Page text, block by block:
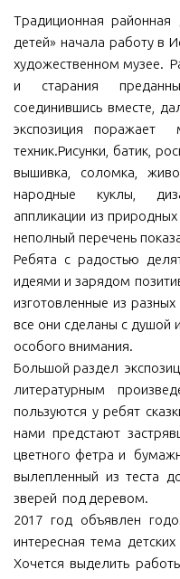
МБУ Дом культуры
МБОУ ДО «Детская
МБОУ ДО «Детская
МБУК «Искитимский
музей»
МБУ Парк культуры и
МБУК
Афиша
Независимая оценка
Контакты
Традиционная районная
детей» начала работу в
художественном музее.
и старания
соединившись вместе,
экспозиция поражает
техник.Рисунки, батик,
вышивка, соломка,
народные куклы,
аппликации из
неполный перечень
Ребята с радостью
идеями и зарядом
изготовленные из
все они сделаны с душой
особого внимания.
Большой раздел
литературным
пользуются у ребят
нами предстают
цветного фетра и
вылепленный из теста
зверей под деревом.
2017 год объявлен
интересная тема
Хочется выделить